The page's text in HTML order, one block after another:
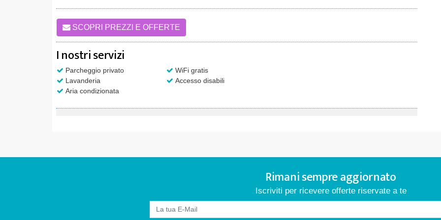
SCOPRI PREZZI E OFFERTE
I nostri servizi
Parcheggio privato
WiFi gratis
Lavanderia
Accesso disabili
Aria condizionata
Rimani sempre aggiornato
Iscriviti per ricevere offerte riservate a te